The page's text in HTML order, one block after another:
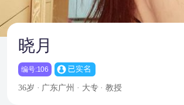
晓月
编号:106
36岁 · 广东广州 · 大专 · 教授